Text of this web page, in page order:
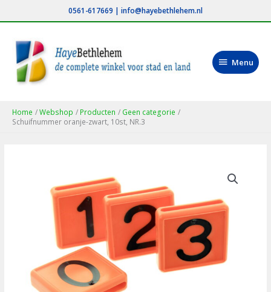
naar
inhoud
0561-617669 | info@hayebethlehem.nl
Menu
Menu
Home Webshop Producten
Geen categorie
Schuifnummer oranje-zwart, 10st, NR.3